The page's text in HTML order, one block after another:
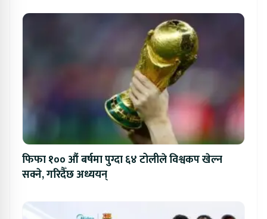
फिफा १०० औं बर्षमा पुग्दा ६४ टोलीले विश्वकप खेल्न
सक्ने, गरिदैँछ अध्ययन्